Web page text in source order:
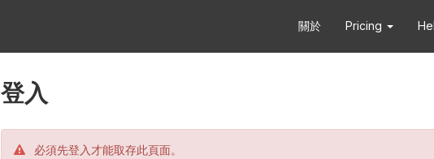
關於 Pricing
登入
必須先登入才能取存此頁面。